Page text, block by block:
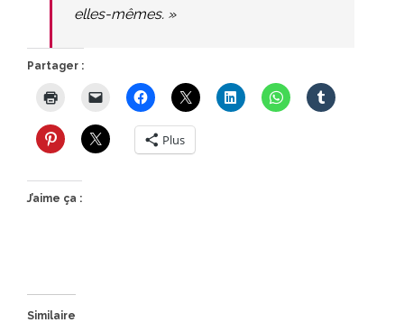
elles-mêmes. »
Partager :
Plus
J’aime ça :
Similaire